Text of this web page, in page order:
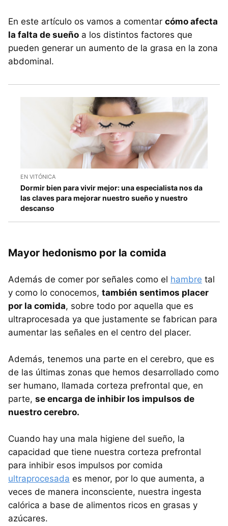
En este artículo os vamos a comentar cómo afecta
la falta de sueño a los distintos factores que
pueden generar un aumento de la grasa en la zona
abdominal.
EN VITÓNICA
Dormir bien para vivir mejor: una especialista nos da
las claves para mejorar nuestro sueño y nuestro
descanso
Mayor hedonismo por la comida
Además de comer por señales como el hambre tal
y como lo conocemos, también sentimos placer
por la comida, sobre todo por aquella que es
ultraprocesada ya que justamente se fabrican para
aumentar las señales en el centro del placer.
Además, tenemos una parte en el cerebro, que es
de las últimas zonas que hemos desarrollado como
ser humano, llamada corteza prefrontal que, en
parte, se encarga de inhibir los impulsos de
nuestro cerebro.
Cuando hay una mala higiene del sueño, la
capacidad que tiene nuestra corteza prefrontal
para inhibir esos impulsos por comida
ultraprocesada es menor, por lo que aumenta, a
veces de manera inconsciente, nuestra ingesta
calórica a base de alimentos ricos en grasas y
azúcares.